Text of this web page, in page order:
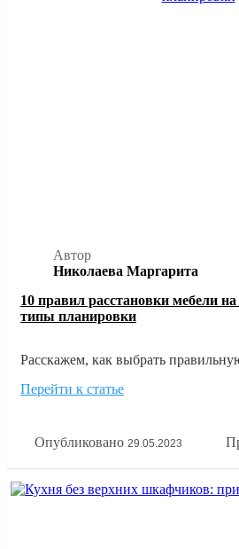
Автор
Николаева Маргарита
10 правил расстановки мебели
типы планировки
Расскажем, как выбрать
исходя из размеров и формы
всё это на наглядных фото
Перейти к статье
Опубликовано 29.05.2023